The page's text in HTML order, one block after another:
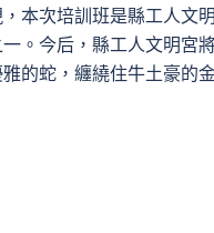
本次培訓班是縣工人文
。今后，縣工人文明宮
的蛇，纏繞住牛土豪的